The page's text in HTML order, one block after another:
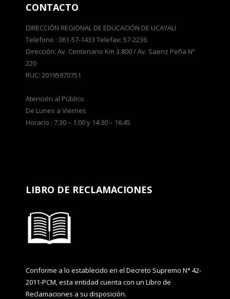
CONTACTO
DIRECCIÓN REGIONAL DE EDUCACIÓN DE UCAYALI
Telefono : 061-57-1433 Telefax: 57-2236
Dirección: Av. Centenario Km 3.800 / Av. Saenz Peña Nº
220
RUC: 20195970751
Atención al Público
De Lunes a Viernes
Horario : 7:30 – 1:00 y 14:30 – 16:45
LIBRO DE RECLAMACIONES
Conforme a lo establecido en el Decreto Supremo N° 42-
2011-PCM, esta entidad cuenta con un Libro de
Reclamaciones a su disposición.